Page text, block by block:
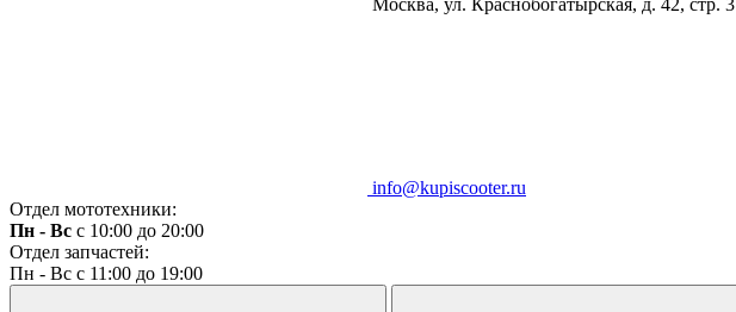
Москва, ул. Краснобогатырская, д. 42, стр. 3
info@kupiscooter.ru
Отдел мототехники:
Пн - Вс с 10:00 до 20:00
Отдел запчастей:
Пн - Вс с 11:00 до 19:00